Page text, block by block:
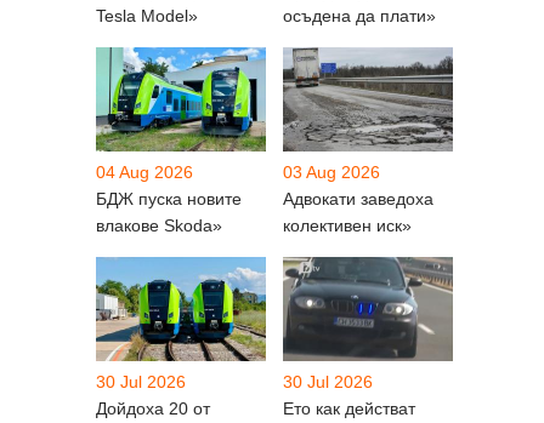
Tesla Model»
осъдена да плати»
04 Aug 2026
БДЖ пуска новите
влакове Skoda»
03 Aug 2026
Адвокати заведоха
колективен иск»
30 Jul 2026
Дойдоха 20 от
30 Jul 2026
Ето как действат